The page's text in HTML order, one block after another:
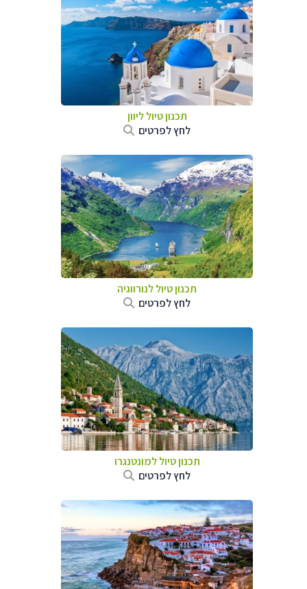
תכנון טיול ליוון
לחץ לפרטים
תכנון טיול לנורווגיה
לחץ לפרטים
תכנון טיול למונטנגרו
לחץ לפרטים